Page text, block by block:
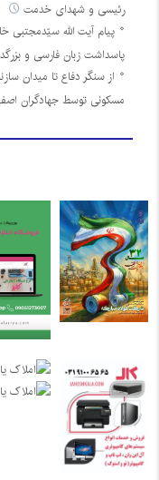
رئیسی و شهدای خدمت
پاسداشت زبان فارسی و
مسکونی توسط جهادگران